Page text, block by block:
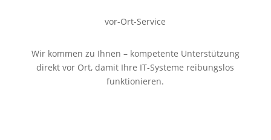
vor-Ort-Service
Wir kommen zu Ihnen – kompetente Unterstützung
direkt vor Ort, damit Ihre IT-Systeme reibungslos
funktionieren.